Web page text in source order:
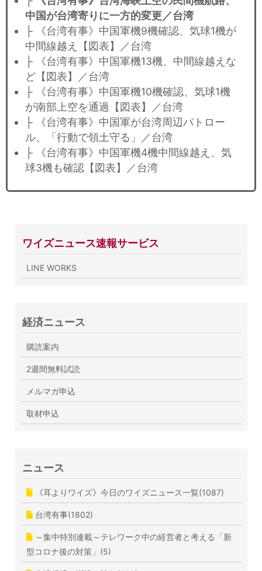
中国が台湾寄りに一方的変更／台湾
├ 《台湾有事》中国軍機9機確認、気球1機が
中間線越え【図表】／台湾
├ 《台湾有事》中国軍機13機、中間線越えな
ど【図表】／台湾
├ 《台湾有事》中国軍機10機確認、気球1機
が南部上空を通過【図表】／台湾
├ 《台湾有事》中国軍が台湾周辺パトロー
ル、「行動で領土守る」／台湾
├ 《台湾有事》中国軍機4機中間線越え、気
球3機も確認【図表】／台湾
ワイズニュース速報サービス
LINE WORKS
経済ニュース
購読案内
2週間無料試読
メルマガ申込
取材申込
ニュース
《耳よりワイズ》今日のワイズニュース一覧(1087)
台湾有事(1802)
～集中特別連載～テレワーク中の経営者と考える「新
型コロナ後の対策」(5)